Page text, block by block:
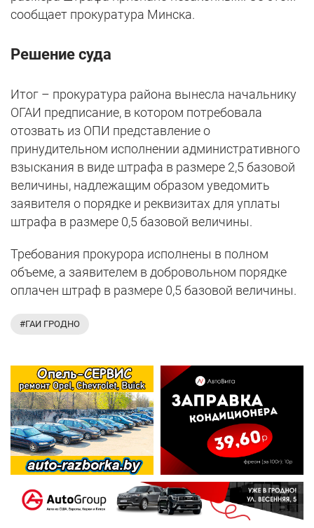
сообщает прокуратура Минска.
Решение суда
Итог – прокуратура района вынесла начальнику
ОГАИ предписание, в котором потребовала
отозвать из ОПИ представление о
принудительном исполнении административного
взыскания в виде штрафа в размере 2,5 базовой
величины, надлежащим образом уведомить
заявителя о порядке и реквизитах для уплаты
штрафа в размере 0,5 базовой величины.
Требования прокурора исполнены в полном
объеме, а заявителем в добровольном порядке
оплачен штраф в размере 0,5 базовой величины.
#ГАИ ГРОДНО